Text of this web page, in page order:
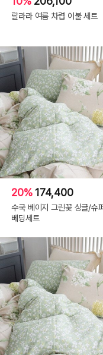
랄라라 여름 차렵 이불 세트
20% 174,400
수국 베이지 그린꽃 싱글/슈
베딩세트